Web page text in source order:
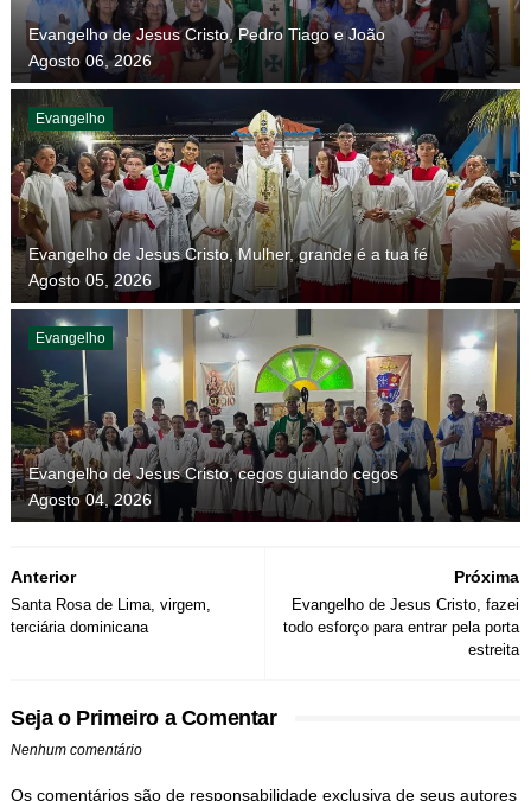
Evangelho de Jesus Cristo, Pedro Tiago e João
Agosto 06, 2026
Evangelho
Evangelho de Jesus Cristo, Mulher, grande é a tua fé
Agosto 05, 2026
Evangelho
Evangelho de Jesus Cristo, cegos guiando cegos
Agosto 04, 2026
Próxima
Evangelho de Jesus Cristo, fazei
todo esforço para entrar pela porta
estreita
Anterior
Santa Rosa de Lima, virgem,
terciária dominicana
Seja o Primeiro a Comentar
Nenhum comentário
Os comentários são de responsabilidade exclusiva de seus autores